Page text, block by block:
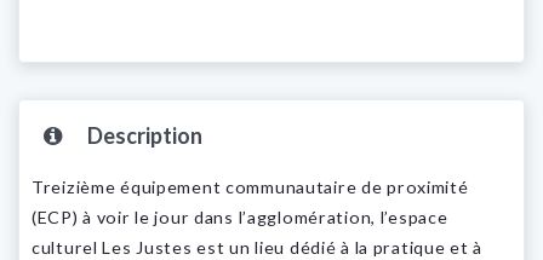
Description
Treizième équipement communautaire de proximité
(ECP) à voir le jour dans l’agglomération, l’espace
culturel Les Justes est un lieu dédié à la pratique et à